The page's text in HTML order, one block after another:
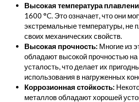
Высокая температура
1600 °C. Это означает, что они
экстремальные температуры, не
своих механических свойств.
Высокая прочность: Многие из
обладают высокой прочностью
усталость, что делает их
использования в нагруженных
Коррозионная стойкость:
металлов обладают хорошей